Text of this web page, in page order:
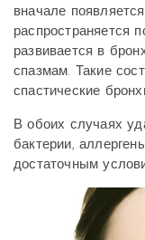
вначале
распространяется
развивается в
спазмам. Такие
спастические
В обоих случаях
бактерии,
достаточным